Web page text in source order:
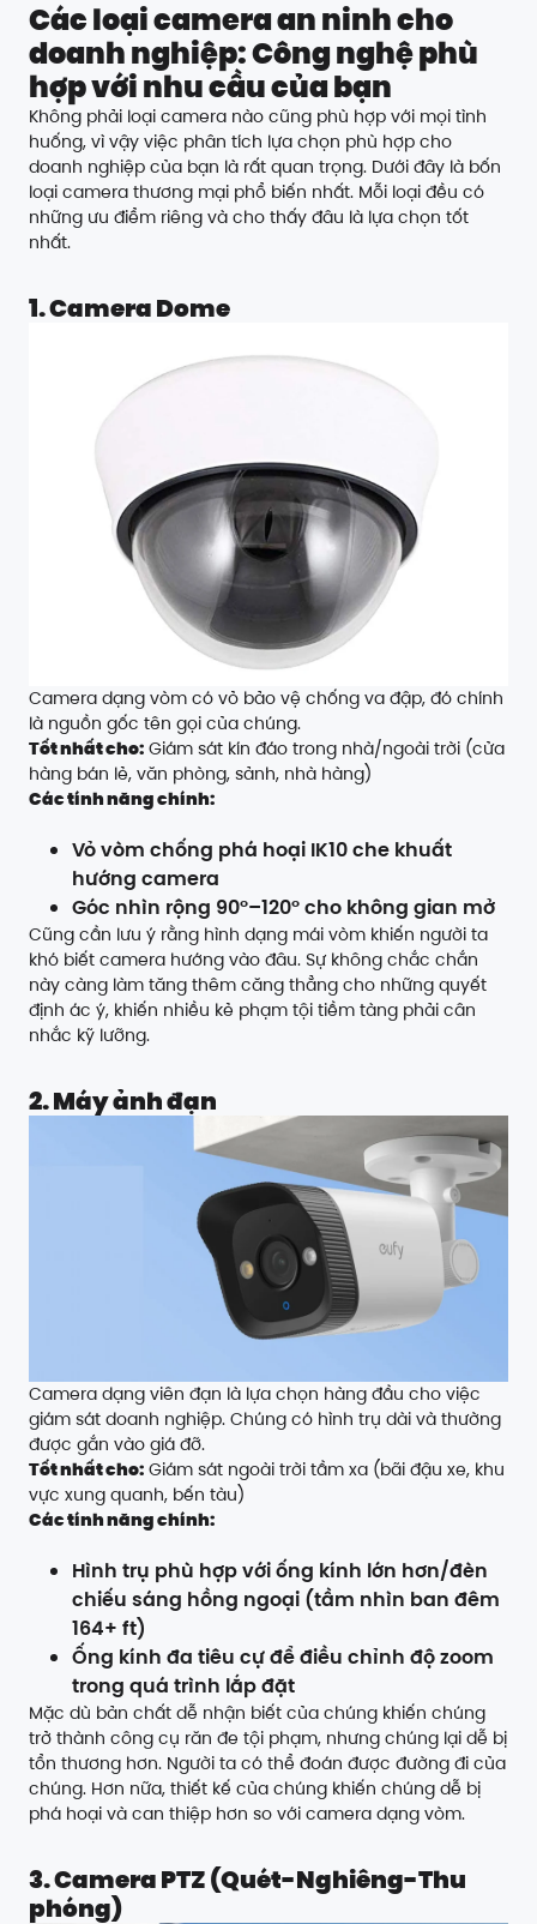
Các loại camera an ninh cho
doanh nghiệp: Công nghệ phù
hợp với nhu cầu của bạn
Không phải loại camera nào cũng phù hợp với mọi tình
huống, vì vậy việc phân tích lựa chọn phù hợp cho
doanh nghiệp của bạn là rất quan trọng. Dưới đây là bốn
loại camera thương mại phổ biến nhất. Mỗi loại đều có
những ưu điểm riêng và cho thấy đâu là lựa chọn tốt
nhất.
1. Camera Dome
Camera dạng vòm có vỏ bảo vệ chống va đập, đó chính
là nguồn gốc tên gọi của chúng.
Tốt nhất cho: Giám sát kín đáo trong nhà/ngoài trời (cửa
hàng bán lẻ, văn phòng, sảnh, nhà hàng)
Các tính năng chính:
Vỏ vòm chống phá hoại IK10 che khuất
hướng camera
Góc nhìn rộng 90°–120° cho không gian mở
Cũng cần lưu ý rằng hình dạng mái vòm khiến người ta
khó biết camera hướng vào đâu. Sự không chắc chắn
này càng làm tăng thêm căng thẳng cho những quyết
định ác ý, khiến nhiều kẻ phạm tội tiềm tàng phải cân
nhắc kỹ lưỡng.
2. Máy ảnh đạn
Camera dạng viên đạn là lựa chọn hàng đầu cho việc
giám sát doanh nghiệp. Chúng có hình trụ dài và thường
được gắn vào giá đỡ.
Tốt nhất cho: Giám sát ngoài trời tầm xa (bãi đậu xe, khu
vực xung quanh, bến tàu)
Các tính năng chính:
Hình trụ phù hợp với ống kính lớn hơn/đèn
chiếu sáng hồng ngoại (tầm nhìn ban đêm
164+ ft)
Ống kính đa tiêu cự để điều chỉnh độ zoom
trong quá trình lắp đặt
Mặc dù bản chất dễ nhận biết của chúng khiến chúng
trở thành công cụ răn đe tội phạm, nhưng chúng lại dễ bị
tổn thương hơn. Người ta có thể đoán được đường đi của
chúng. Hơn nữa, thiết kế của chúng khiến chúng dễ bị
phá hoại và can thiệp hơn so với camera dạng vòm.
3. Camera PTZ (Quét-Nghiêng-Thu
phóng)